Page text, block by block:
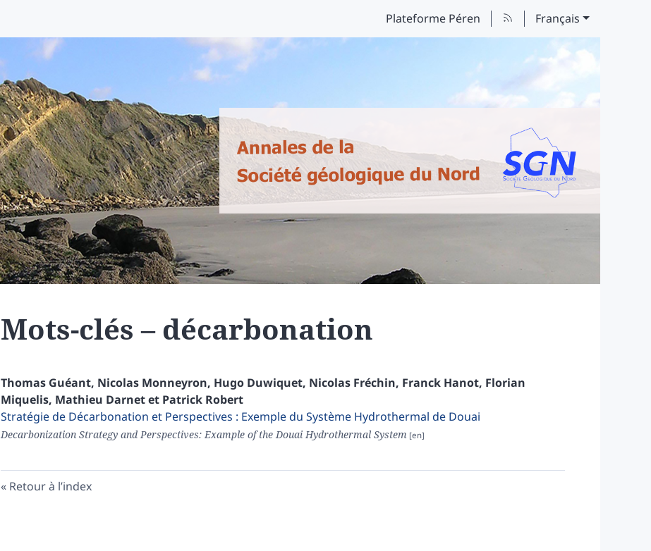
Plateforme Péren Français
Mots-clés – décarbonation
Thomas Guéant, Nicolas Monneyron, Hugo Duwiquet, Nicolas Fréchin, Franck Hanot, Florian
Miquelis, Mathieu Darnetet Patrick Robert
Stratégie de Décarbonation et Perspectives : Exemple du Système Hydrothermal de Douai
Decarbonization Strategy and Perspectives: Example of the Douai Hydrothermal System
Retour à l’index